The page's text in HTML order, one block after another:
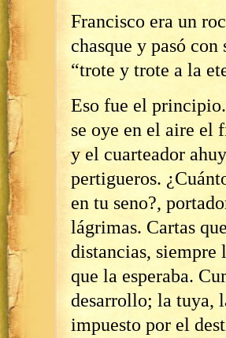
Francisco era un
chasque y pasó
“trote y trote a la
Eso fue el
se oye en el aire el
y el cuarteador
pertigueros.
en tu seno?,
lágrimas. Cartas
distancias, siempre
que la esperaba.
desarrollo; la tuya,
impuesto por el